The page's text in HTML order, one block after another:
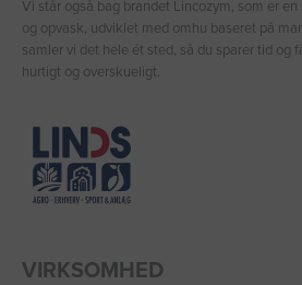
Vi står også bag brandet Lincozym, som er
og opvask, udviklet med omhu baseret på
samler vi det hele ét sted, så du sparer tid og
hurtigt og overskueligt.
VIRKSOMHED